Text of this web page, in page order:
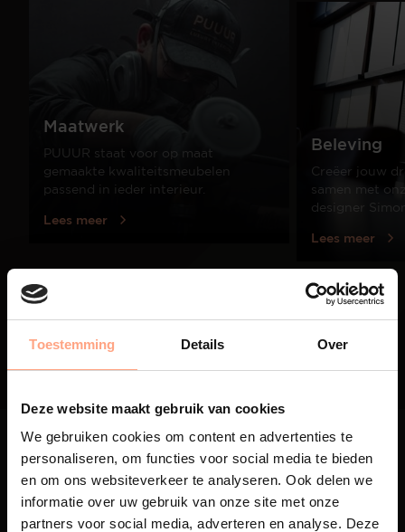
Toestemming Details Over
Deze website maakt gebruik van cookies
We gebruiken cookies om content en advertenties te
personaliseren, om functies voor social media te bieden
en om ons websiteverkeer te analyseren. Ook delen we
informatie over uw gebruik van onze site met onze
partners voor social media, adverteren en analyse. Deze
01
Maatwerk
PUUUR staat voor op maat
gemaakte kwaliteitsmeubelen
passend in ieder interieur.
Lees meer
Beleving
Creëer jouw
samen met
designer
Lees meer
Maatwerk